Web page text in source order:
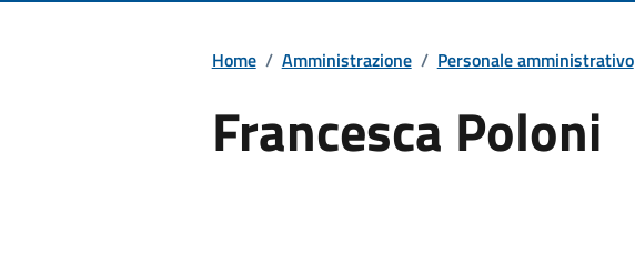
Home / Amministrazione / Personale amministrativo
Francesca Poloni